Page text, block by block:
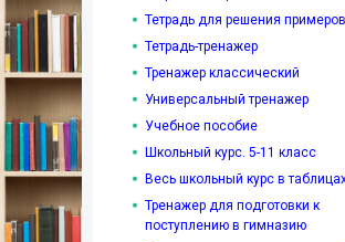
Тетрадь для решения примеров
Тетрадь-тренажер
Тренажер классический
Универсальный тренажер
Учебное пособие
Школьный курс. 5-11 класс
Весь школьный курс в
Тренажер для подготовки к
поступлению в гимназию